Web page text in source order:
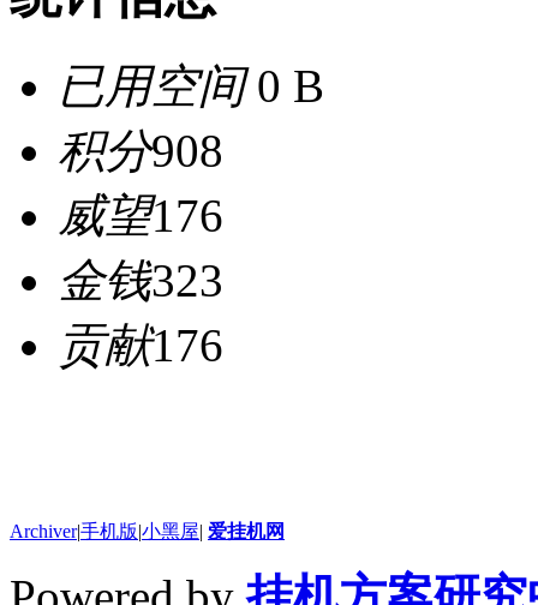
已用空间0 B
积分908
威望176
金钱323
贡献176
Archiver|手机版|小黑屋| 爱挂机网